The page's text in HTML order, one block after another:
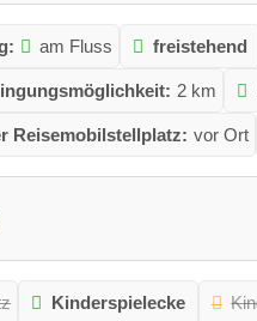
am Fluss freistehend
2 km
Reisemobilstellplatz: vor Ort
Kinderspielecke